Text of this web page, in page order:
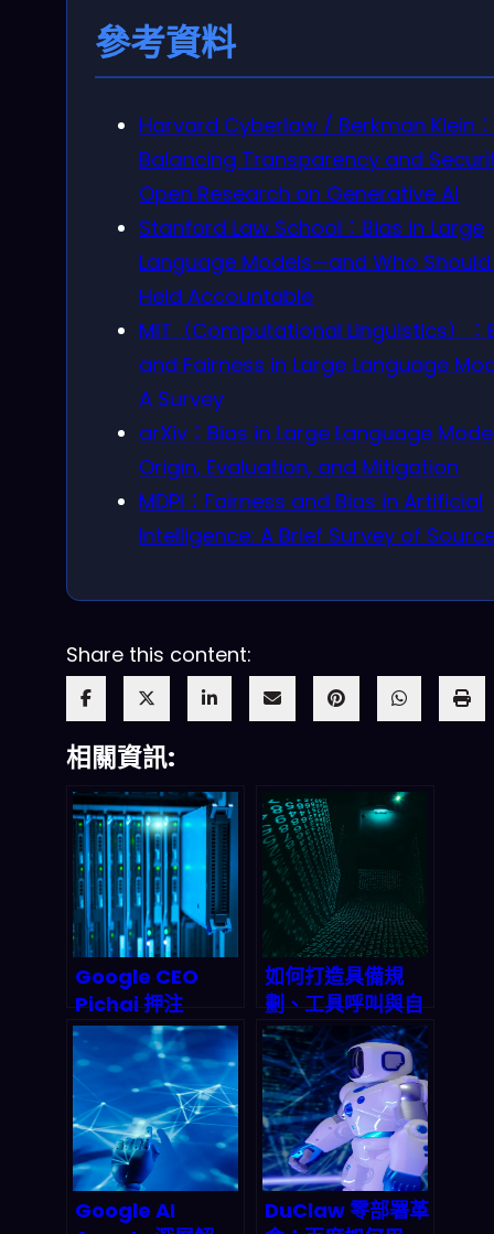
參考資料
Harvard Cyberlaw / Berkman Klein：
Balancing Transparency and
Open Research on Generative AI
Stanford Law School：Bias in Large
Language Models—and Who Should
Held Accountable
MIT（Computational Linguistics）：
and Fairness in Large Language
A Survey
arXiv：Bias in Large Language
Origin, Evaluation, and Mitigation
MDPI：Fairness and Bias in Artificial
Intelligence: A Brief Survey of
Share this content:
相關資訊:
Google CEO
Pichai 押注
Anthropic 與
SpaceX：2026
AI 投資新劇本，創
業公司要怎麼接
招？
如何打造具備規
劃、工具呼叫與自
我批判能力的進階
Agentic AI 系
統？2026 終極實
戰指南
Google AI
DuClaw 零部署革